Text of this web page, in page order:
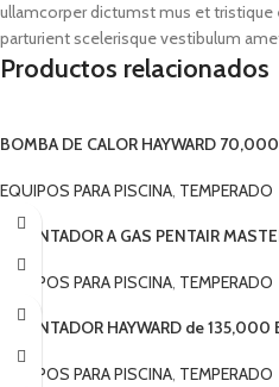
ullamcorper dictumst mus et
parturient scelerisque vestibulum
Productos relacionados
BOMBA DE CALOR HAYWARD
EQUIPOS PARA PISCINA, TEMPERADO
CALENTADOR A GAS PENTAIR
EQUIPOS PARA PISCINA, TEMPERADO
CALENTADOR HAYWARD de
EQUIPOS PARA PISCINA, TEMPERADO